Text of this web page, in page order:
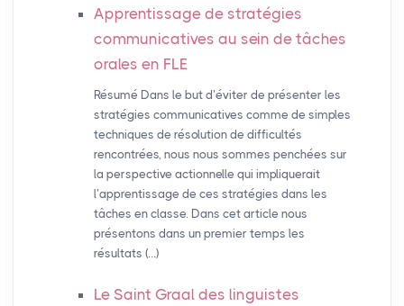
Apprentissage de stratégies
communicatives au sein de tâches
orales en FLE
Résumé Dans le but d’éviter de présenter les
stratégies communicatives comme de simples
techniques de résolution de difficultés
rencontrées, nous nous sommes penchées sur
la perspective actionnelle qui impliquerait
l’apprentissage de ces stratégies dans les
tâches en classe. Dans cet article nous
présentons dans un premier temps les
résultats (…)
Le Saint Graal des linguistes